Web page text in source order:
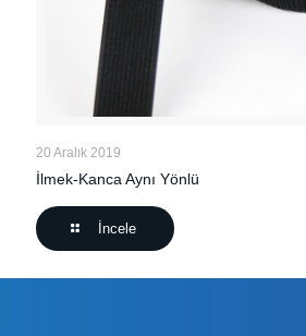
20 Aralık 2019
İlmek-Kanca Aynı Yönlü
İncele